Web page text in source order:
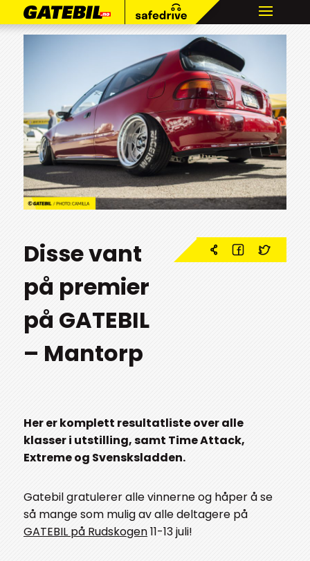
Disse vant
på premier
på GATEBIL
– Mantorp
Her er komplett resultatliste over alle
klasser i utstilling, samt Time Attack,
Extreme og Svensksladden.
Gatebil gratulerer alle vinnerne og håper å se
så mange som mulig av alle deltagere på
GATEBIL på Rudskogen11-13 juli!